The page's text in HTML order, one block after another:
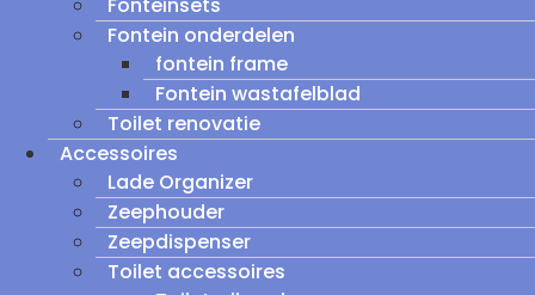
Fontein onderdelen
fontein frame
Fontein wastafelblad
Toilet renovatie
Accessoires
Lade Organizer
Zeephouder
Zeepdispenser
Toilet accessoires